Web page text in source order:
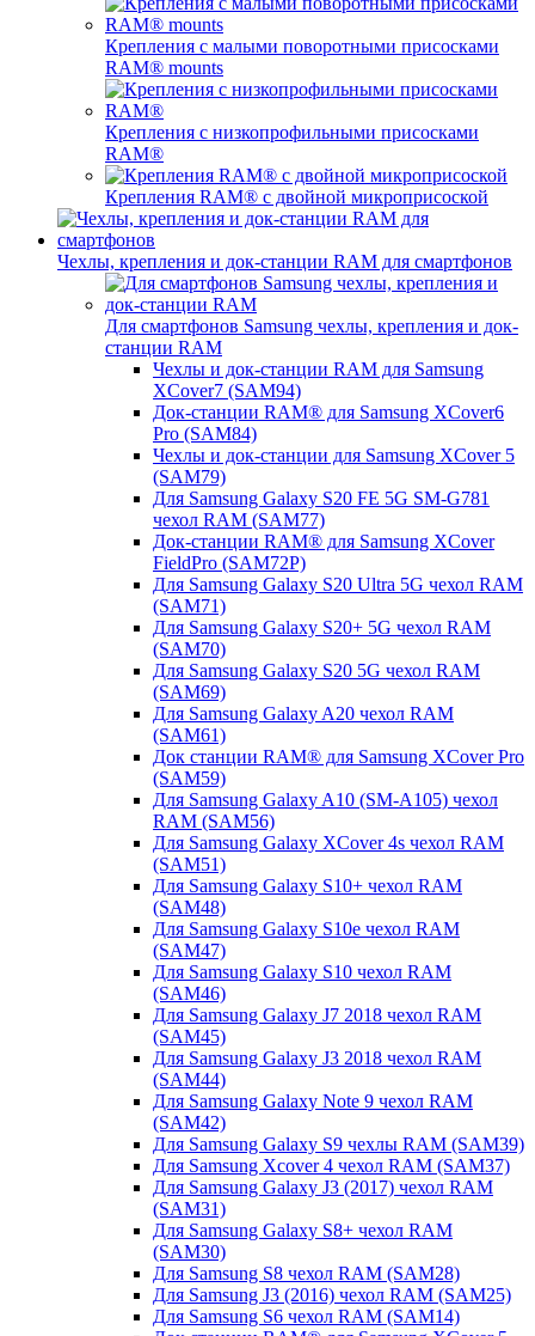
Крепления с малыми поворотными присосками
RAM® mounts
Крепления с низкопрофильными присосками
RAM®
Крепления RAM® с двойной микроприсоской
Чехлы, крепления и док-станции RAM для смартфонов
Для смартфонов Samsung чехлы, крепления и док-
станции RAM
Чехлы и док-станции RAM для Samsung
XCover7 (SAM94)
Док-станции RAM® для Samsung XCover6
Pro (SAM84)
Чехлы и док-станции для Samsung XCover 5
(SAM79)
Для Samsung Galaxy S20 FE 5G SM-G781
чехол RAM (SAM77)
Док-станции RAM® для Samsung XCover
FieldPro (SAM72P)
Для Samsung Galaxy S20 Ultra 5G чехол RAM
(SAM71)
Для Samsung Galaxy S20+ 5G чехол RAM
(SAM70)
Для Samsung Galaxy S20 5G чехол RAM
(SAM69)
Для Samsung Galaxy A20 чехол RAM
(SAM61)
Док станции RAM® для Samsung XCover Pro
(SAM59)
Для Samsung Galaxy A10 (SM-A105) чехол
RAM (SAM56)
Для Samsung Galaxy XCover 4s чехол RAM
(SAM51)
Для Samsung Galaxy S10+ чехол RAM
(SAM48)
Для Samsung Galaxy S10e чехол RAM
(SAM47)
Для Samsung Galaxy S10 чехол RAM
(SAM46)
Для Samsung Galaxy J7 2018 чехол RAM
(SAM45)
Для Samsung Galaxy J3 2018 чехол RAM
(SAM44)
Для Samsung Galaxy Note 9 чехол RAM
(SAM42)
Для Samsung Galaxy S9 чехлы RAM (SAM39)
Для Samsung Xcover 4 чехол RAM (SAM37)
Для Samsung Galaxy J3 (2017) чехол RAM
(SAM31)
Для Samsung Galaxy S8+ чехол RAM
(SAM30)
Для Samsung S8 чехол RAM (SAM28)
Для Samsung J3 (2016) чехол RAM (SAM25)
Для Samsung S6 чехол RAM (SAM14)